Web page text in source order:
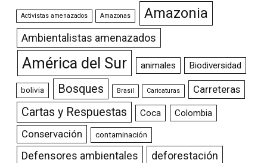
Activistas amenazados Amazonas Amazonia
Ambientalistas amenazados
América del Sur animales Biodiversidad
bolivia Bosques Brasil Caricaturas Carreteras
Cartas y Respuestas Coca Colombia
Conservación contaminación
Defensores ambientales deforestación